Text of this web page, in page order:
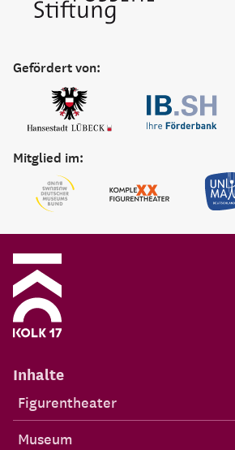
Gefördert von:
Mitglied im:
Inhalte
Figurentheater
Museum